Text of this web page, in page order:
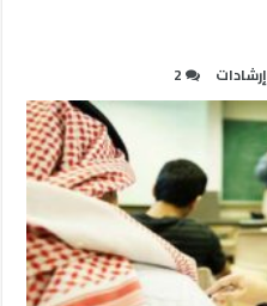
إرشادات 2